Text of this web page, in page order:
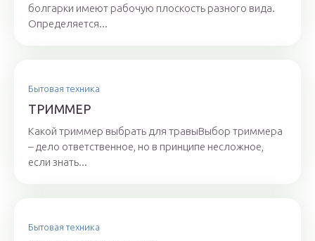
болгарки имеют рабочую плоскость разного вида.
Определяется...
Бытовая техника
ТРИММЕР
Какой триммер выбрать для травыВыбор триммера
– дело ответственное, но в принципе несложное,
если знать...
Бытовая техника